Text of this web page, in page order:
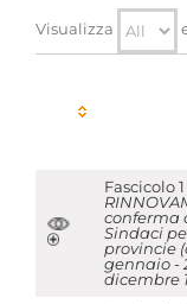
Visualizza
Fascicolo 1
conferma
Sindaci
provincie
gennaio -
dicembre